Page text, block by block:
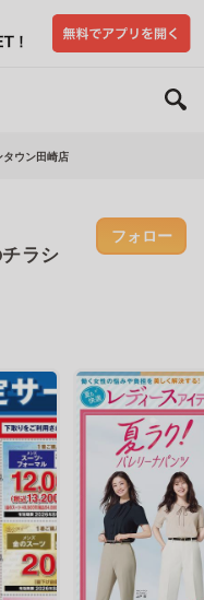
タウン田崎店
ラシ
フォロー